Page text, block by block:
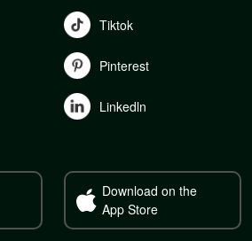
Tiktok
Pinterest
Linkedln
Download on the
App Store